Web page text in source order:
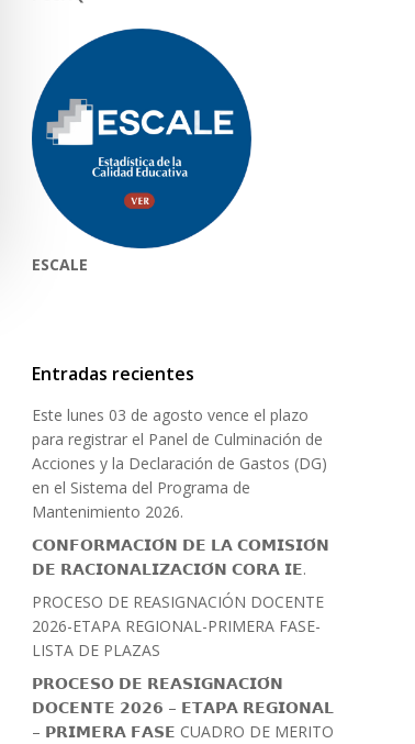
ESCALE
Entradas recientes
Este lunes 03 de agosto vence el plazo
para registrar el Panel de Culminación de
Acciones y la Declaración de Gastos (DG)
en el Sistema del Programa de
Mantenimiento 2026.
𝗖𝗢𝗡𝗙𝗢𝗥𝗠𝗔𝗖𝗜𝗢́𝗡 𝗗𝗘 𝗟𝗔 𝗖𝗢𝗠𝗜𝗦𝗜𝗢́𝗡
𝗗𝗘 𝗥𝗔𝗖𝗜𝗢𝗡𝗔𝗟𝗜𝗭𝗔𝗖𝗜𝗢́𝗡 𝗖𝗢𝗥𝗔 𝗜𝗘.
PROCESO DE REASIGNACIÓN DOCENTE
2026-ETAPA REGIONAL-PRIMERA FASE-
LISTA DE PLAZAS
𝗣𝗥𝗢𝗖𝗘𝗦𝗢 𝗗𝗘 𝗥𝗘𝗔𝗦𝗜𝗚𝗡𝗔𝗖𝗜𝗢́𝗡
𝗗𝗢𝗖𝗘𝗡𝗧𝗘 𝟮𝟬𝟮𝟲 – 𝗘𝗧𝗔𝗣𝗔 𝗥𝗘𝗚𝗜𝗢𝗡𝗔𝗟
– 𝗣𝗥𝗜𝗠𝗘𝗥𝗔 𝗙𝗔𝗦𝗘 CUADRO DE MERITO